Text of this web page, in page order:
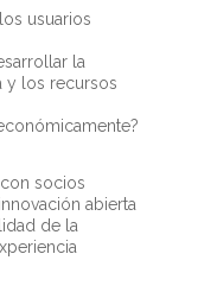
usuarios
la
y los recursos
socios
abierta
de la